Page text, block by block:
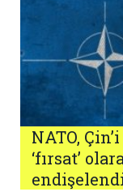
NATO,
‘fırsat’